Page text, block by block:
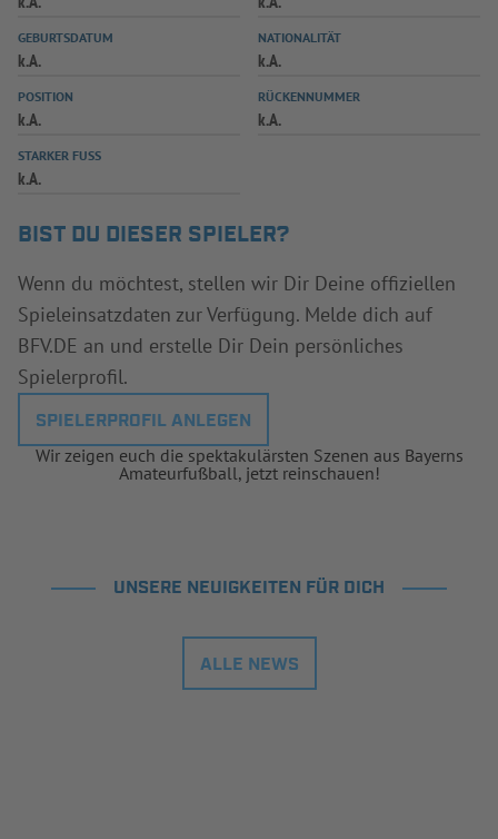
SPIELPLUS
GEBURTSDATUM
k.A.
NATIONALITÄT
k.A.
POSITION
k.A.
RÜCKENNUMMER
k.A.
STARKER FUSS
k.A.
BIST DU DIESER SPIELER?
Wenn du möchtest, stellen wir Dir Deine offiziellen
Spieleinsatzdaten zur Verfügung. Melde dich auf
BFV.DE an und erstelle Dir Dein persönliches
Spielerprofil.
SPIELERPROFIL ANLEGEN
Wir zeigen euch die spektakulärsten Szenen aus Bayerns
Amateurfußball, jetzt reinschauen!
UNSERE NEUIGKEITEN FÜR DICH
ALLE NEWS